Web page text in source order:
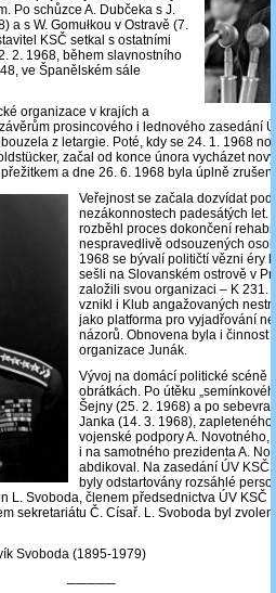
Po schůzce A. Dubčeka s J.
a s W. Gomułkou v Ostravě (7.
KSČ setkal s ostatními
2. 1968, během slavnostního
ve Španělském sále
organizace v krajích a
prosincového i lednového zasedání
z letargie. Poté, kdy se 24. 1. 1968
začal od konce února vycházet
a dne 26. 6. 1968 byla úplně
Veřejnost se začal a dozvídat
nezákonnostech padesátých let.
rozběhl proces dokončení
nespravedlivě odsouzených
1968 se bývalí političtí vězni éry
sešli na Slovanském ostrově v
založili svou organizaci – K 231.
vznikl i Klub angažovaných
jako platforma pro vyjadřování
názorů. Obnovena byla i činnost
organizace Junák.
Vývoj na domácí politické scéně
obrátkách. Po útěku
Šejny (25. 2. 1968) a po
Janka (14. 3. 1968), zapleteného
vojenské podpory A. Novotného,
i na samotného prezidenta A.
abdikoval. Na zasedání ÚV KSČ
byly odstartovány rozsáhlé
L. Svoboda, členem předsednictva ÚV KSČ
sekretariátu Č. Císař. L. Svoboda byl
Svoboda (1895-1979)
─────